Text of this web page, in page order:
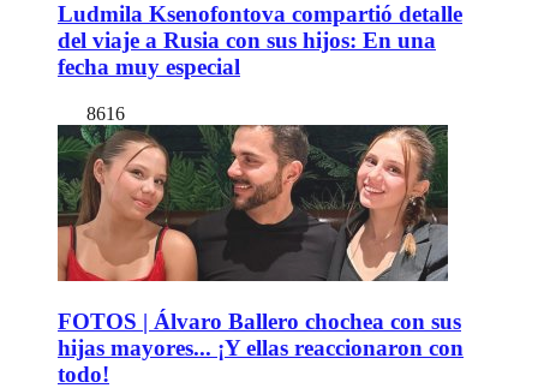
Ludmila Ksenofontova compartió detalle
del viaje a Rusia con sus hijos: En una
fecha muy especial
8616
FOTOS | Álvaro Ballero chochea con sus
hijas mayores... ¡Y ellas reaccionaron con
todo!